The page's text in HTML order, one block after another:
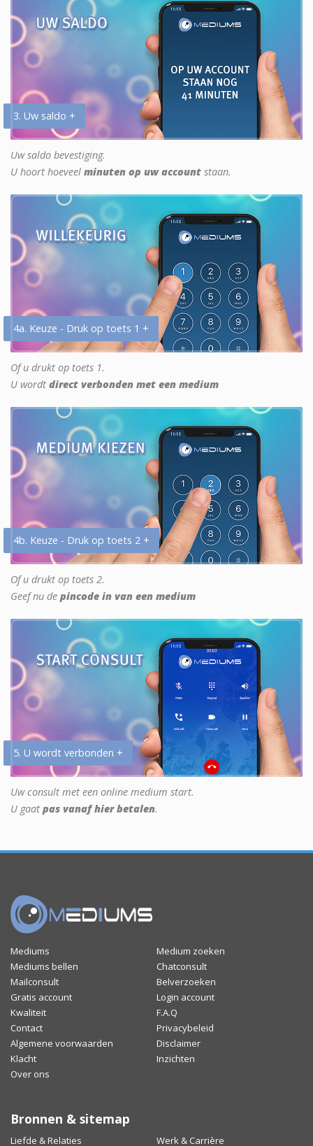
3. Uw saldo +
Uw saldo bevestiging.
U hoort hoeveel minuten op uw account staan.
4a. Keuze - Druk op toets 1 +
Of u drukt op toets 1.
U wordt direct verbonden met een medium
4b. Keuze - Druk op toets 2 +
Of u drukt op toets 2.
Geef nu de pincode in van een medium
5. U wordt verbonden +
Uw consult met een online medium start.
U gaat pas vanaf hier betalen.
Mediums
Medium zoeken
Mediums bellen
Chatconsult
Mailconsult
Belverzoeken
Gratis account
Login account
Kwaliteit
F.A.Q
Contact
Privacybeleid
Algemene voorwaarden
Disclaimer
Klacht
Inzichten
Over ons
Bronnen & sitemap
Liefde & Relaties Werk & Carrière